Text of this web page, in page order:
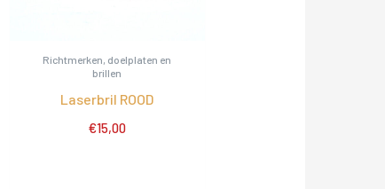
Richtmerken, doelplaten en
brillen
Laserbril ROOD
€15,00